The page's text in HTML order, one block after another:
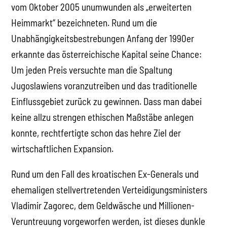
vom Oktober 2005 unumwunden als „erweiterten
Heimmarkt“ bezeichneten. Rund um die
Unabhängigkeitsbestrebungen Anfang der 1990er
erkannte das österreichische Kapital seine Chance:
Um jeden Preis versuchte man die Spaltung
Jugoslawiens voranzutreiben und das traditionelle
Einflussgebiet zurück zu gewinnen. Dass man dabei
keine allzu strengen ethischen Maßstäbe anlegen
konnte, rechtfertigte schon das hehre Ziel der
wirtschaftlichen Expansion.
Rund um den Fall des kroatischen Ex-Generals und
ehemaligen stellvertretenden Verteidigungsministers
Vladimir Zagorec, dem Geldwäsche und Millionen-
Veruntreuung vorgeworfen werden, ist dieses dunkle